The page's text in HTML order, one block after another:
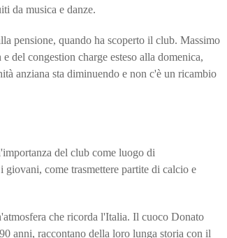
da musica e danze.
pensione, quando ha scoperto il club. Massimo
del congestion charge esteso alla domenica,
anziana sta diminuendo e non c'è un ricambio
del club come luogo di
come trasmettere partite di calcio e
che ricorda l'Italia. Il cuoco Donato
anni, raccontano della loro lunga storia con il